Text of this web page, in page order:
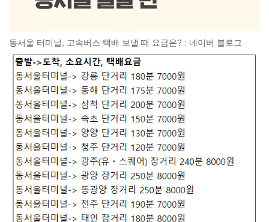
동서울 터미널, 고속버스 택배 보낼 때 요금은? : 네이버 블로그